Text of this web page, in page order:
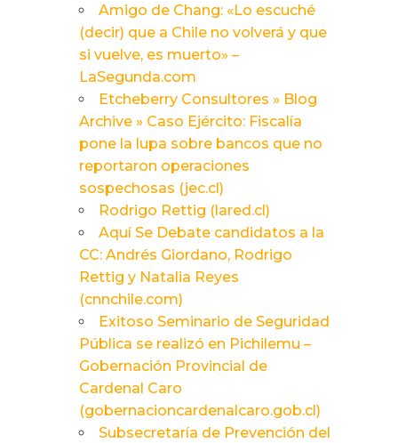
Amigo de Chang: «Lo escuché
(decir) que a Chile no volverá y que
si vuelve, es muerto» –
LaSegunda.com
Etcheberry Consultores » Blog
Archive » Caso Ejército: Fiscalía
pone la lupa sobre bancos que no
reportaron operaciones
sospechosas (jec.cl)
Rodrigo Rettig (lared.cl)
Aquí Se Debate candidatos a la
CC: Andrés Giordano, Rodrigo
Rettig y Natalia Reyes
(cnnchile.com)
Exitoso Seminario de Seguridad
Pública se realizó en Pichilemu –
Gobernación Provincial de
Cardenal Caro
(gobernacioncardenalcaro.gob.cl)
Subsecretaría de Prevención del